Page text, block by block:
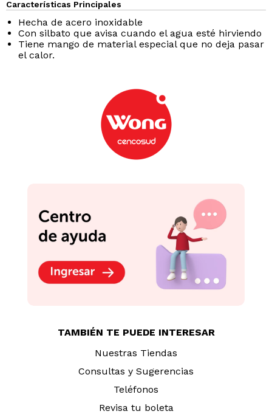
Características Principales
Hecha de acero inoxidable
Con silbato que avisa cuando el agua esté hirviendo
Tiene mango de material especial que no deja pasar
el calor.
TAMBIÉN TE PUEDE INTERESAR
Nuestras Tiendas
Consultas y Sugerencias
Teléfonos
Revisa tu boleta